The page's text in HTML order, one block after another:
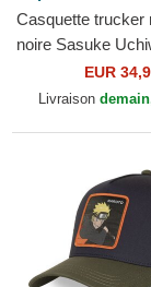
Casquette trucker
noire Sasuke
Naruto Capslab
EUR
Livraison